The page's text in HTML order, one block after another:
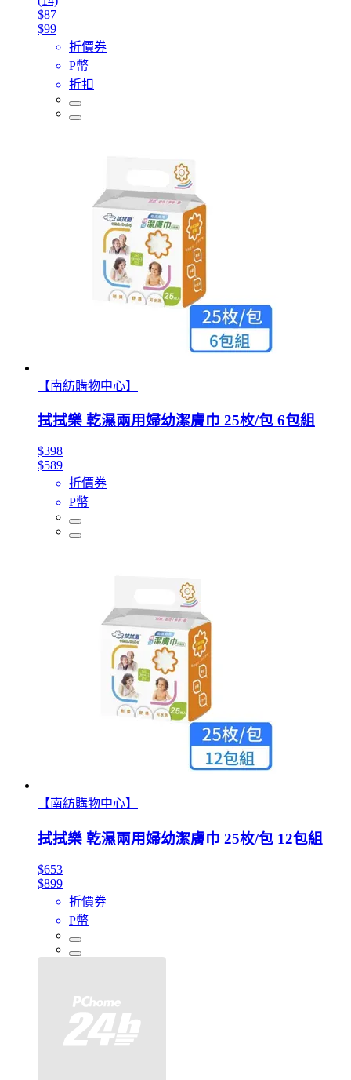
$87
$99
折價券
P幣
折扣
【南紡購物中心】
拭拭樂 乾濕兩用婦幼潔膚巾 25枚/包 6包組
$398
$589
折價券
P幣
【南紡購物中心】
拭拭樂 乾濕兩用婦幼潔膚巾 25枚/包 12包組
$653
$899
折價券
P幣